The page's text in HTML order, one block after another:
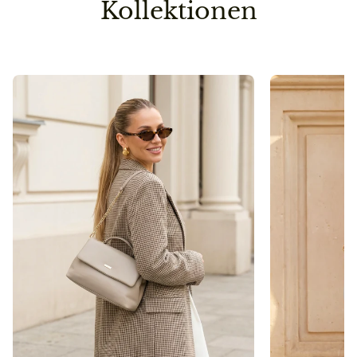
Umwelt nicht unnötig.
Bitte vermeidet den Kontakt zu Desinfektionsmittel
oder anderen chemischen Substanzen, da die
Oberfläche dadurch angegriffen werden kann.
Kollektionen